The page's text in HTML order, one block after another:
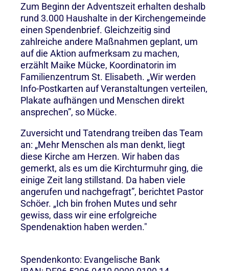
Zum Beginn der Adventszeit erhalten deshalb
rund 3.000 Haushalte in der Kirchengemeinde
einen Spendenbrief. Gleichzeitig sind
zahlreiche andere Maßnahmen geplant, um
auf die Aktion aufmerksam zu machen,
erzählt Maike Mücke, Koordinatorin im
Familienzentrum St. Elisabeth. „Wir werden
Info-Postkarten auf Veranstaltungen verteilen,
Plakate aufhängen und Menschen direkt
ansprechen”, so Mücke.
Zuversicht und Tatendrang treiben das Team
an: „Mehr Menschen als man denkt, liegt
diese Kirche am Herzen. Wir haben das
gemerkt, als es um die Kirchturmuhr ging, die
einige Zeit lang stillstand. Da haben viele
angerufen und nachgefragt”, berichtet Pastor
Schöer. „Ich bin frohen Mutes und sehr
gewiss, dass wir eine erfolgreiche
Spendenaktion haben werden."
Spendenkonto: Evangelische Bank